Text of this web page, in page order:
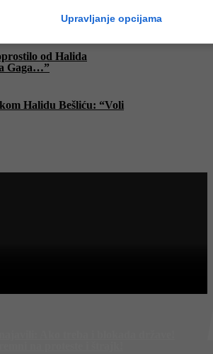
alarme” u Ottawi:
sukob”
od Halida
Gaga…”
Halidu Bešliću: “Voli
Upravljanje opcijama